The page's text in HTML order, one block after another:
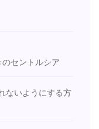
セントルシア
ないようにする方